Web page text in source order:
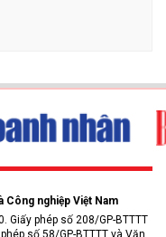
Công nghiệp Việt Nam
Giấy phép số 208/GP-BTTTT
số 58/GP-BTTTT và Văn